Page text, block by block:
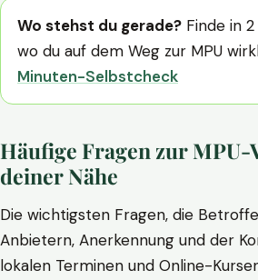
Wo stehst du gerade? Finde in
wo du auf dem Weg zur MPU
Minuten-Selbstcheck
Häufige Fragen zur
deiner Nähe
Die wichtigsten Fragen, die
Anbietern, Anerkennung und der
lokalen Terminen und Online-